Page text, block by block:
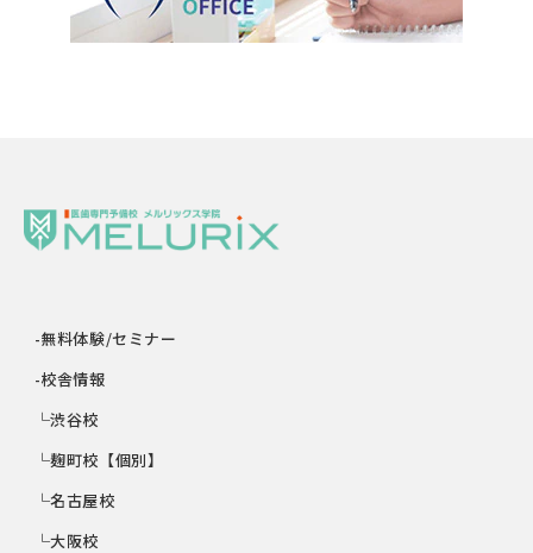
-無料体験/セミナー
-校舎情報
└渋谷校
└麹町校【個別】
└名古屋校
└大阪校